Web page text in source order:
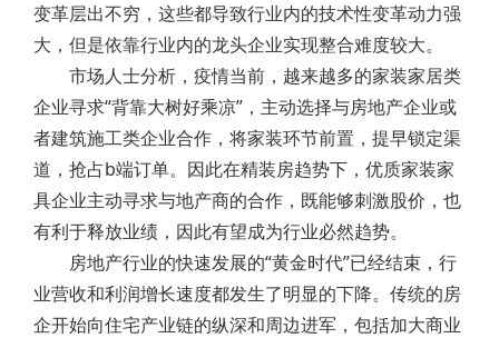
变革层出不穷，这些都导致行业内的技术性变革动力强
大，但是依靠行业内的龙头企业实现整合难度较大。
市场人士分析，疫情当前，越来越多的家装家居类
企业寻求“背靠大树好乘凉”，主动选择与房地产企业或
者建筑施工类企业合作，将家装环节前置，提早锁定渠
道，抢占b端订单。因此在精装房趋势下，优质家装家
具企业主动寻求与地产商的合作，既能够刺激股价，也
有利于释放业绩，因此有望成为行业必然趋势。
房地产行业的快速发展的“黄金时代”已经结束，行
业营收和利润增长速度都发生了明显的下降。传统的房
企开始向住宅产业链的纵深和周边进军，包括加大商业